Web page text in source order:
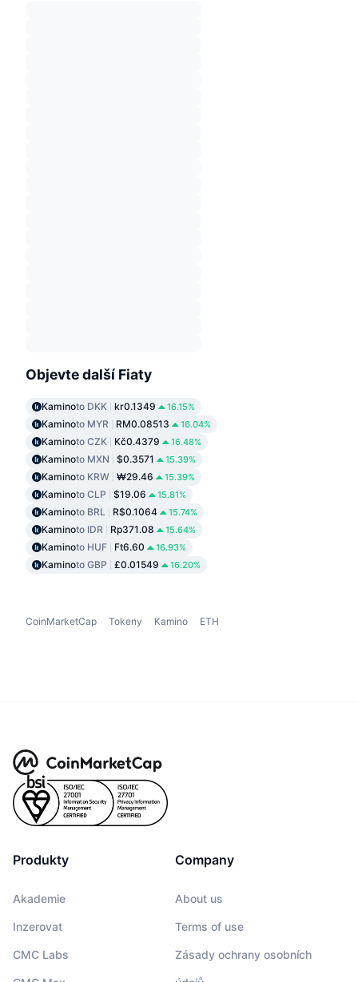
Objevte další Fiaty
Kaminoto DKK kr0.1349 16.15%
Kaminoto MYR RM0.08513 16.04%
Kaminoto CZK Kč0.4379 16.48%
Kaminoto MXN $0.3571 15.39%
Kaminoto KRW ₩29.46 15.39%
Kaminoto CLP $19.06 15.81%
Kaminoto BRL R$0.1064 15.74%
Kaminoto IDR Rp371.08 15.64%
Kaminoto HUF Ft6.60 16.93%
Kaminoto GBP £0.01549 16.20%
CoinMarketCap Tokeny Kamino ETH
Produkty
Akademie
Inzerovat
CMC Labs
Company
About us
Terms of use
Zásady ochrany osobních